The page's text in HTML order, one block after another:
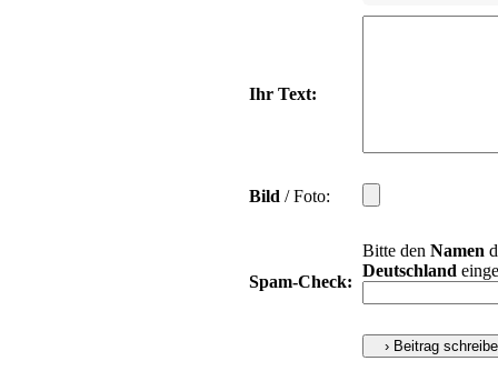
Ihr Text:
Bild / Foto:
Spam-Check:
Bitte den Namen
Deutschland